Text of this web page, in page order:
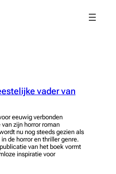
vader van
eeuwig verbonden
zijn horror roman
nu nog steeds gezien als
de horror en thriller genre.
van het boek vormt
inspiratie voor